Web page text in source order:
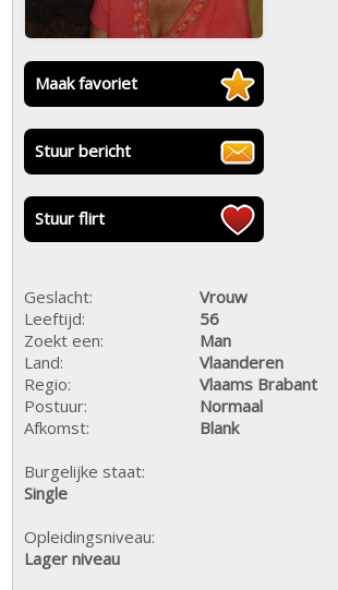
Maak favoriet
Stuur bericht
Stuur flirt
Geslacht:
Vrouw
Leeftijd:
56
Zoekt een:
Man
Land:
Vlaanderen
Regio:
Vlaams Brabant
Postuur:
Normaal
Afkomst:
Blank
Burgelijke staat:
Single
Opleidingsniveau:
Lager niveau